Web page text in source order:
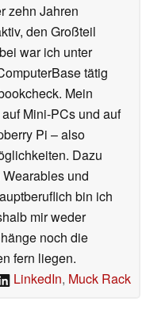
zehn Jahren
den Großteil
war ich unter
tätig
Mein
Mini-PCs und auf
Pi – also
Dazu
und
bin ich
mir weder
noch die
fern liegen.
LinkedIn, Muck Rack